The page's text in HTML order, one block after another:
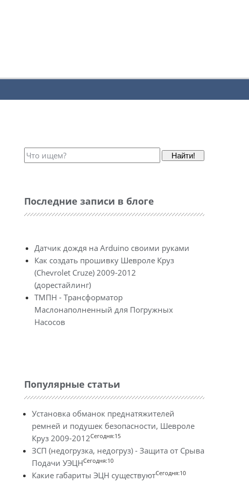
Найти!
Последние записи в блоге
Датчик дождя на Arduino своими руками
Как создать прошивку Шевроле Круз
(Chevrolet Cruze) 2009-2012
(дорестайлинг)
ТМПН - Трансформатор
Маслонаполненный для Погружных
Насосов
Популярные статьи
Установка обманок преднатяжителей
ремней и подушек безопасности, Шевроле
Круз 2009-2012Сегодня:15
ЗСП (недогрузка, недогруз) - Защита от Срыва
Подачи УЭЦНСегодня:10
Какие габариты ЭЦН существуютСегодня:10